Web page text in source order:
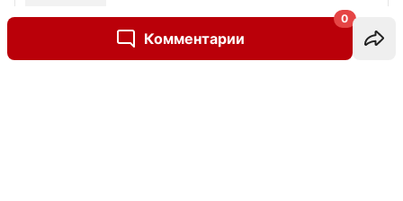
Комментарии
0